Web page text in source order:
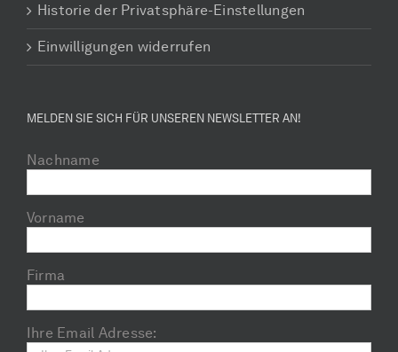
Historie der Privatsphäre-Einstellungen
Einwilligungen widerrufen
MELDEN SIE SICH FÜR UNSEREN NEWSLETTER AN!
Nachname
Vorname
Firma
Ihre Email Adresse: